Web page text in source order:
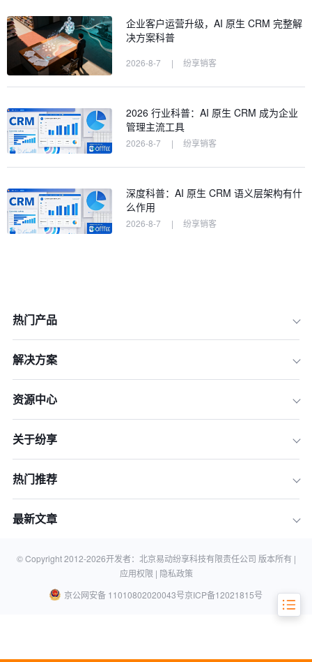
三、市场营销和客户服务的转型
七、技术投入和更新换代的压力
企业客户运营升级，AI 原生 CRM 完整解
决方案科普
2026-8-7 | 纷享销客
2026 行业科普：AI 原生 CRM 成为企业
管理主流工具
2026-8-7 | 纷享销客
深度科普：AI 原生 CRM 语义层架构有什
么作用
2026-8-7 | 纷享销客
热门产品
解决方案
资源中心
关于纷享
热门推荐
最新文章
© Copyright 2012-2026开发者：北京易动纷享科技有限责任公司 版本所有 |
应用权限 | 隐私政策
京公网安备 11010802020043号京ICP备12021815号